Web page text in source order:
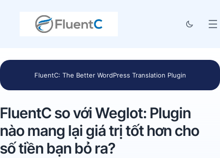
FluentC: The Better WordPress Translation Plugin
FluentC so với Weglot: Plugin
nào mang lại giá trị tốt hơn cho
số tiền bạn bỏ ra?